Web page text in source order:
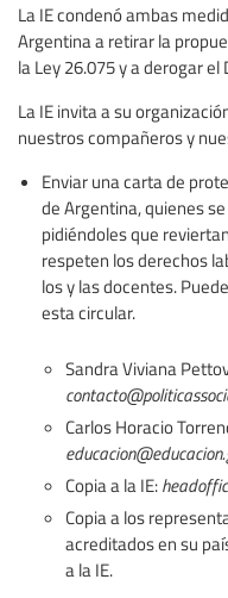
La IE condenó ambas
Argentina a retirar la
la Ley 26.075 y a derogar
La IE invita a su
nuestros compañeros y
Enviar una carta de
de Argentina, quienes
pidiéndoles que
respeten los derechos
los y las docentes.
esta circular.
Sandra Viviana
Carlos Horacio
Copia a la IE:
Copia a los
acreditados en su
a la IE.